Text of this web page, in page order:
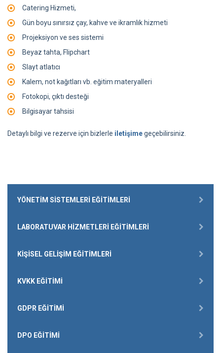
Catering Hizmeti,
Gün boyu sınırsız çay, kahve ve ikramlık hizmeti
Projeksiyon ve ses sistemi
Beyaz tahta, Flipchart
Slayt atlatıcı
Kalem, not kağıtları vb. eğitim materyalleri
Fotokopi, çıktı desteği
Bilgisayar tahsisi
Detaylı bilgi ve rezerve için bizlerle iletişimegeçebilirsiniz.
YÖNETIM SISTEMLERI EĞITIMLERI
LABORATUVAR HIZMETLERI EĞITIMLERI
KIŞISEL GELIŞIM EĞITIMLERI
KVKK EĞITIMI
GDPR EĞITIMI
DPO EĞITIMI